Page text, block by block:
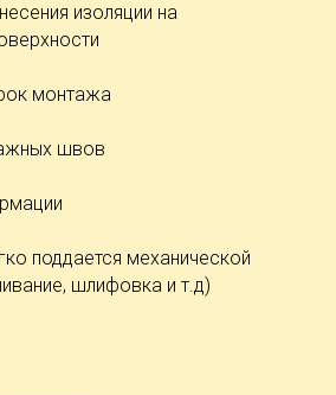
изоляции на
монтажа
швов
поддается механической
шлифовка и т.д)